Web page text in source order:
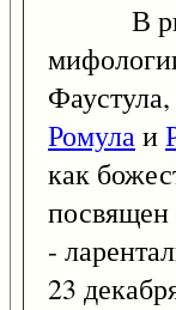
В
Ромулаи
как
посвящен
-
23